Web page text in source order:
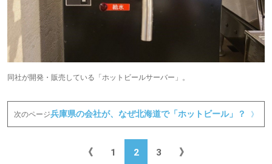
同社が開発・販売している「ホットビールサーバー」。
次のページ兵庫県の会社が、なぜ北海道で「ホットビール」？ 》
《 1 2 3 》